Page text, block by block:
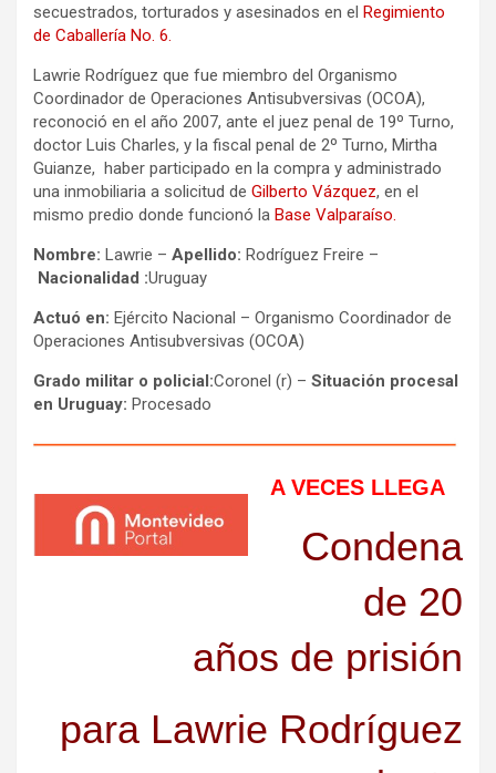
secuestrados, torturados y asesinados en el Regimiento
de Caballería No. 6.
Lawrie Rodríguez que fue miembro del Organismo
Coordinador de Operaciones Antisubversivas (OCOA),
reconoció en el año 2007, ante el juez penal de 19º Turno,
doctor Luis Charles, y la fiscal penal de 2º Turno, Mirtha
Guianze, haber participado en la compra y administrado
una inmobiliaria a solicitud de Gilberto Vázquez, en el
mismo predio donde funcionó la Base Valparaíso.
Nombre: Lawrie – Apellido: Rodríguez Freire –
Nacionalidad :Uruguay
Actuó en: Ejército Nacional – Organismo Coordinador de
Operaciones Antisubversivas (OCOA)
Grado militar o policial:Coronel (r) – Situación procesal
en Uruguay: Procesado
A VECES LLEGA
Condena
de 20
años de prisión
para Lawrie Rodríguez